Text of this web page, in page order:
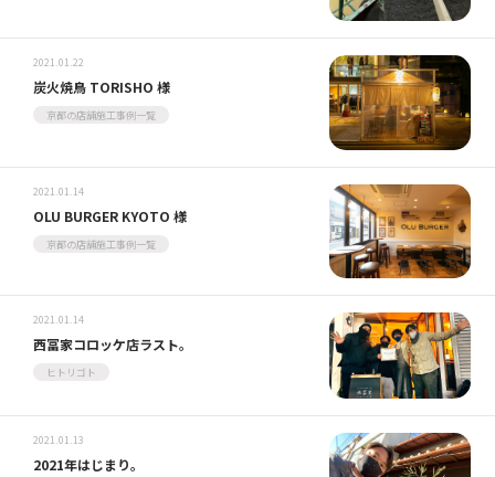
2021.01.22
炭火焼鳥 TORISHO 様
京都の店舗施工事例一覧
2021.01.14
OLU BURGER KYOTO 様
京都の店舗施工事例一覧
2021.01.14
西冨家コロッケ店ラスト。
ヒトリゴト
2021.01.13
2021年はじまり。